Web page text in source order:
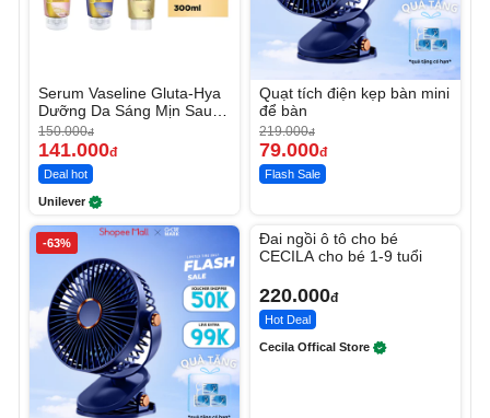
Serum Vaseline Gluta-Hya
Dưỡng Da Sáng Mịn Sau 7
Ngày
150.000đ
141.000đ
Deal hot
Unilever
Quạt tích điện kẹp bàn mini
để bàn
219.000đ
79.000đ
Flash Sale
-63%
Đai ngồi ô tô cho bé
CECILA cho bé 1-9 tuổi
220.000đ
Hot Deal
Cecila Offical Store